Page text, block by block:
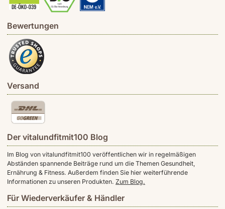
Bewertungen
Versand
Der vitalundfitmit100 Blog
Im Blog von vitalundfitmit100 veröffentlichen wir in regelmäßigen
Abständen spannende Beiträge rund um die Themen Gesundheit,
Ernährung & Fitness. Außerdem finden Sie hier weiterführende
Informationen zu unseren Produkten. Zum Blog.
Für Wiederverkäufer & Händler